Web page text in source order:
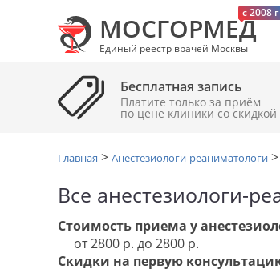
c 2008 г
МОСГОРМЕД
Единый реестр врачей Москвы
Бесплатная запись
Платите только за приём
по цене клиники cо скидкой
Главная > Анестезиологи-реаниматологи >
Все анестезиологи-
Стоимость приема у
от 2800 р. до 2800 р.
Скидки на первую